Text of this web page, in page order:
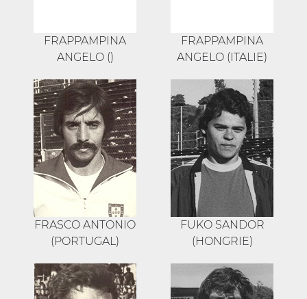
FRAPPAMPINA
ANGELO ()
FRAPPAMPINA
ANGELO (ITALIE)
FRASCO ANTONIO
(PORTUGAL)
FUKO SANDOR
(HONGRIE)